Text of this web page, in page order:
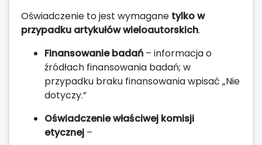
Oświadczenie to jest wymagane tylko w
przypadku artykułów wieloautorskich.
Finansowanie badań – informacja o
źródłach finansowania badań; w
przypadku braku finansowania wpisać „Nie
dotyczy.”
Oświadczenie właściwej komisji
etycznej –